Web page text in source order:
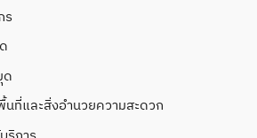
ร
ด
ที่และสิ่งอำนวยความสะดวก